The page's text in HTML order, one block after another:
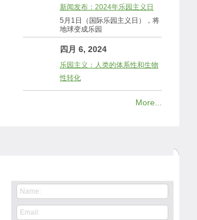
新闻发布：2024年乐园主义日
5月1日（国际乐园主义日），将
地球变成乐园
四月 6, 2024
乐园主义：人类的体系性和生物
性转化
More...